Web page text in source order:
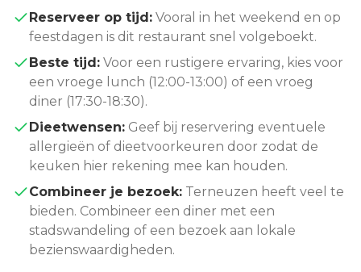
Reserveer op tijd: Vooral in het weekend en op
feestdagen is dit restaurant snel volgeboekt.
Beste tijd: Voor een rustigere ervaring, kies voor
een vroege lunch (12:00-13:00) of een vroeg
diner (17:30-18:30).
Dieetwensen: Geef bij reservering eventuele
allergieën of dieetvoorkeuren door zodat de
keuken hier rekening mee kan houden.
Combineer je bezoek: Terneuzen heeft veel te
bieden. Combineer een diner met een
stadswandeling of een bezoek aan lokale
bezienswaardigheden.